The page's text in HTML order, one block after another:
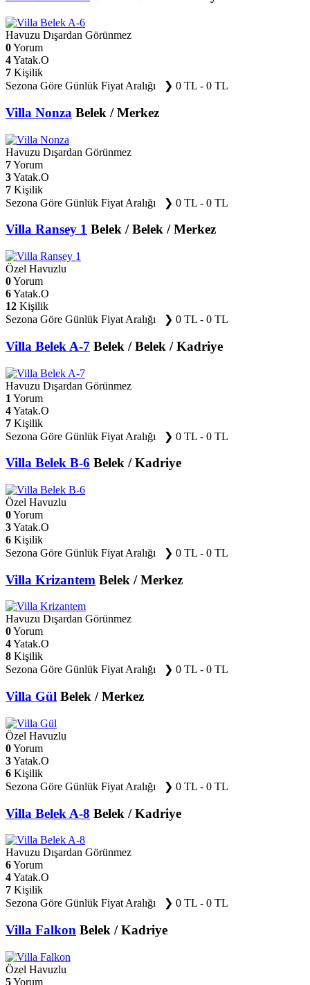
Havuzu Dışardan Görünmez
0Yorum
4Yatak.O
7 Kişilik
Sezona Göre Günlük Fiyat Aralığı ❯ 0 TL - 0 TL
Villa Nonza Belek / Merkez
Havuzu Dışardan Görünmez
7Yorum
3Yatak.O
7 Kişilik
Sezona Göre Günlük Fiyat Aralığı ❯ 0 TL - 0 TL
Villa Ransey 1 Belek / Belek / Merkez
Özel Havuzlu
0Yorum
6Yatak.O
12 Kişilik
Sezona Göre Günlük Fiyat Aralığı ❯ 0 TL - 0 TL
Villa Belek A-7 Belek / Belek / Kadriye
Havuzu Dışardan Görünmez
1 Yorum
4Yatak.O
7 Kişilik
Sezona Göre Günlük Fiyat Aralığı ❯ 0 TL - 0 TL
Villa Belek B-6 Belek / Kadriye
Özel Havuzlu
0Yorum
3Yatak.O
6 Kişilik
Sezona Göre Günlük Fiyat Aralığı ❯ 0 TL - 0 TL
Villa Krizantem Belek / Merkez
Havuzu Dışardan Görünmez
0Yorum
4Yatak.O
8 Kişilik
Sezona Göre Günlük Fiyat Aralığı ❯ 0 TL - 0 TL
Villa Gül Belek / Merkez
Özel Havuzlu
0Yorum
3Yatak.O
6 Kişilik
Sezona Göre Günlük Fiyat Aralığı ❯ 0 TL - 0 TL
Villa Belek A-8 Belek / Kadriye
Havuzu Dışardan Görünmez
6Yorum
4Yatak.O
7 Kişilik
Sezona Göre Günlük Fiyat Aralığı ❯ 0 TL - 0 TL
Villa Falkon Belek / Kadriye
Özel Havuzlu
5Yorum